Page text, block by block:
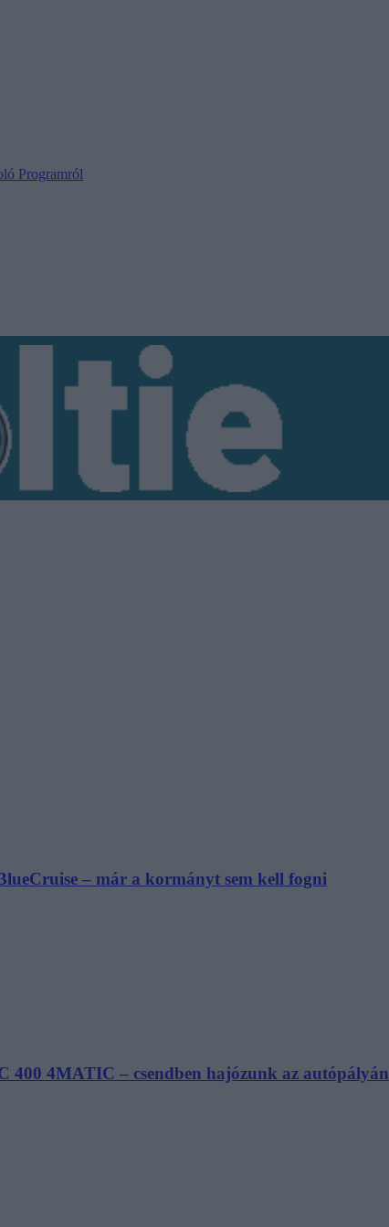
Programról
– már a kormányt sem kell fogni
400 4MATIC – csendben hajózunk az autópályán